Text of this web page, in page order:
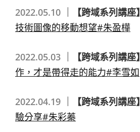
2022.05.10 ｜ 【跨域系列講座】
技術圖像的移動想望#朱盈樺
2022.05.03 ｜ 【跨域系列講座】
作，才是帶得走的能力#李雪如
2022.04.19 ｜ 【跨域系列講座】
驗分享#朱彩蓁